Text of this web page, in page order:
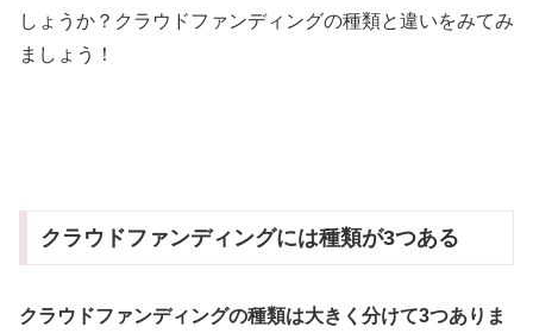
しょうか？クラウドファンディングの種類と違いをみてみ
ましょう！
クラウドファンディングには種類が3つある
クラウドファンディングの種類は大きく分けて3つありま